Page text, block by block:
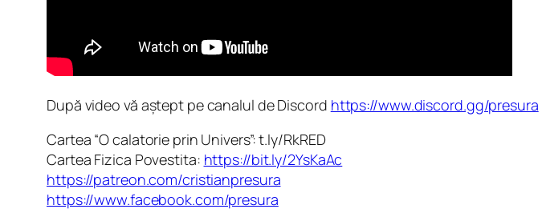
După video vă aștept pe canalul de Discord https://www.discord.gg/presura
Cartea “O calatorie prin Univers”: t.ly/RkRED
Cartea Fizica Povestita: https://bit.ly/2YsKaAc
https://patreon.com/cristianpresura
https://www.facebook.com/presura